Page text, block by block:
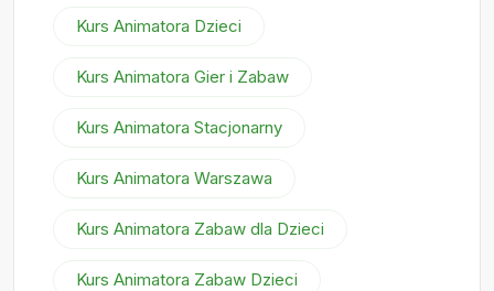
Kurs Animatora Dzieci
Kurs Animatora Gier i Zabaw
Kurs Animatora Stacjonarny
Kurs Animatora Warszawa
Kurs Animatora Zabaw dla Dzieci
Kurs Animatora Zabaw Dzieci